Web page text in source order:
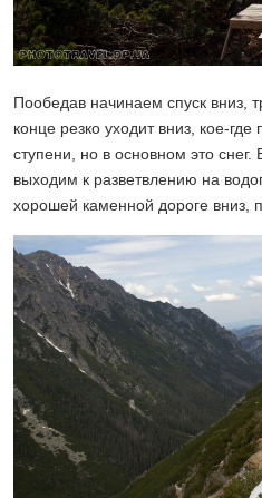
Пообедав начинаем спуск вниз,
конце резко уходит вниз, кое-
ступени, но в основном это
выходим к разветвлению на
хорошей каменной дороге вниз,